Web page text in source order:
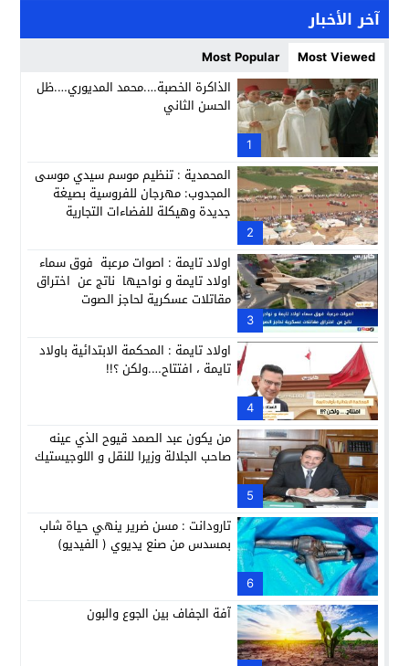
11:33 كمال محرر يقود استئنافية تارودانت: مسار قضائي راسخ ورؤية
حبشان وكيلاً عاماً بتارودانت: ترقية جديدة في الحركة القضائية
21:28 حزب الديمقراطيين الجدد يؤسس منظمتي شباب ونساء الصحراء
13:37 عطش أولاد تايمة وسياسة “الحبة والقبة”: هل أصبح الماء إنجازاً
12:25 انطلاق فعاليات الدورة 12 لمعرض المنتوجات المحلية بأكادير SIPTA (فيديو)
آخر الأخبار
Most Viewed
Most Popular
1
الذاكرة الخصبة….محمد المديوري….ظل
الحسن الثاني
2
المحمدية : تنظيم موسم سيدي موسى
المجدوب: مهرجان للفروسية بصيغة
جديدة وهيكلة للفضاءات التجارية
3
اولاد تايمة : اصوات مرعبة فوق سماء
اولاد تايمة و نواحيها ناتج عن اختراق
مقاتلات عسكرية لحاجز الصوت
4
اولاد تايمة : المحكمة الابتدائية باولاد
تايمة ، افتتاح….ولكن ؟!!
5
من يكون عبد الصمد قيوح الذي عينه
صاحب الجلالة وزيرا للنقل و اللوجيستيك
6
تارودانت : مسن ضرير ينهي حياة شاب
بمسدس من صنع يديوي ( الفيديو)
آفة الجفاف بين الجوع والبون